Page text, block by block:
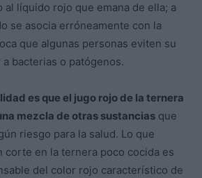
líquido rojo que emana de ella; a
se asocia erróneamente con la
que algunas personas eviten su
bacterias o patógenos.
es que el jugo rojo de la ternera
mezcla de otras sustancias que
riesgo para la salud. Lo que
corte en la ternera poco cocida es
del color rojo característico de